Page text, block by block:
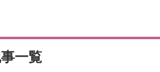
る
一覧